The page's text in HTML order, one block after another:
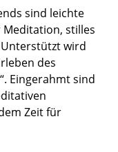
sind leichte
stilles
Unterstützt wird
des
Eingerahmt sind
Zeit für